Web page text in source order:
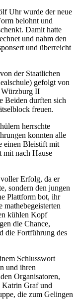
Uhr wurde der neue
belohnt und
Damit hatte
und nahm den
und überreicht
der Staatlichen
gefolgt von
Würzburg II
Beiden durften sich
freuen.
herrschte
konnten alle
einen Bleistift mit
mit nach Hause
Erfolg, da er
sondern den jungen
Plattform bot, ihr
kühlen Kopf
die Chance,
die Fortführung des
Schlusswort
und ihren
Organisatoren,
Katrin Graf und
die zum Gelingen